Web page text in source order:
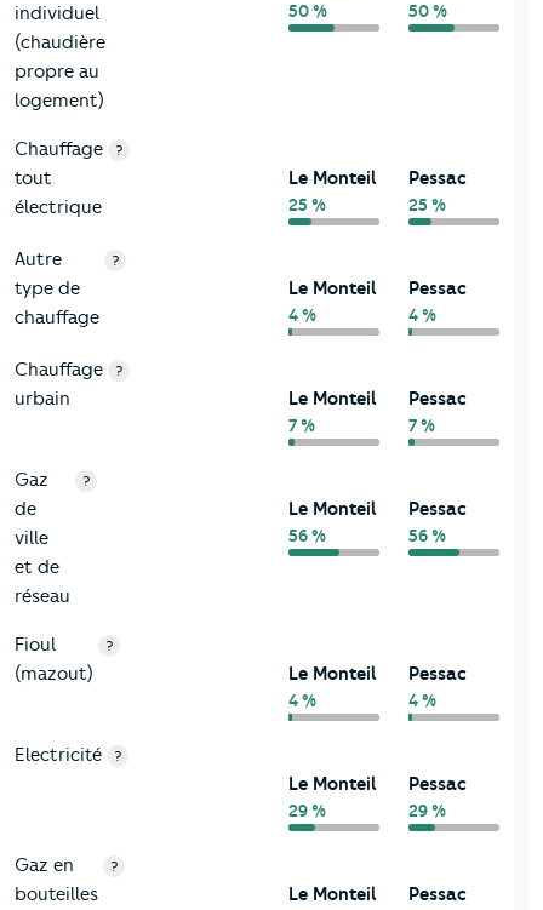
individuel
(chaudière
propre au
logement)
50 % 50 %
Chauffage
tout
électrique
?
Le Monteil
25 %
Pessac
25 %
Autre
type de
chauffage
?
Le Monteil
4 %
Pessac
4 %
Chauffage
urbain
?
Le Monteil
7 %
Pessac
7 %
Gaz
de
ville
et de
réseau
?
Le Monteil
56 %
Pessac
56 %
Fioul
(mazout)
?
Le Monteil
4 %
Pessac
4 %
Electricité ?
Le Monteil
29 %
Pessac
29 %
Gaz en
bouteilles
?
Le Monteil Pessac